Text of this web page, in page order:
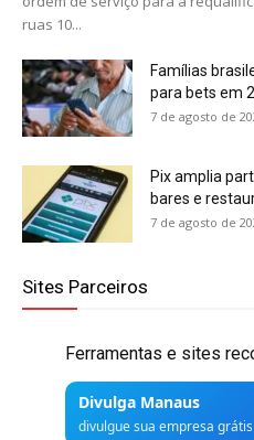
ruas 10...
Famílias
para bets em
7 de agosto de
Pix amplia
bares e
7 de agosto de
Sites Parceiros
Ferramentas e sites
Divulga Manaus
divulgue sua empresa